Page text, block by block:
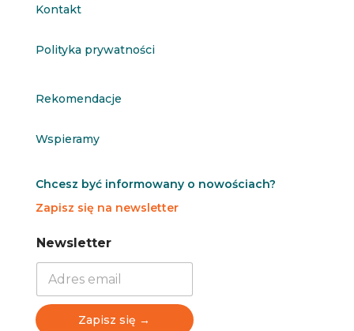
Kontakt
Polityka prywatności
Rekomendacje
Wspieramy
Chcesz być informowany o nowościach?
Zapisz się na newsletter
N
e
N
e
Newsletter
Zapisz się →